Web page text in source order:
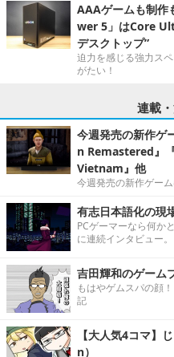
AAAゲームも制
wer 5」はCore
デスクトップ”
迫力を感じる強力ス
がたい！
連載
今週発売の新作
n Remastered』
Vietnam』他
今週発売の新作ゲーム
有志日本語化の現
PCゲーマーなら何か
に連続インタビュー。
吉田輝和のゲーム
もはやゲムスパの顔
記
【大人気4コマ】
n）